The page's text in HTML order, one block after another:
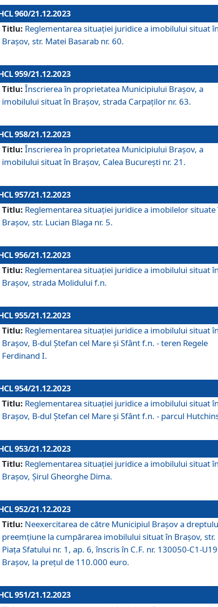
960/21.12.2023
Titlu: Reglementarea situației juridice a imobilului situat
Brașov, str. Matei Basarab nr. 60.
959/21.12.2023
Titlu: Înscrierea în proprietatea Municipiului Brașov, a
imobilului situat în Brașov, strada Carpaților nr. 63.
958/21.12.2023
Titlu: Înscrierea în proprietatea Municipiului Brașov, a
imobilului situat în Brașov, Calea București nr. 21.
957/21.12.2023
Titlu: Reglementarea situației juridice a imobilelor situate
Brașov, str. Lucian Blaga nr. 5.
956/21.12.2023
Titlu: Reglementarea situației juridice a imobilului situat
Brașov, strada Molidului f.n.
955/21.12.2023
Titlu: Reglementarea situației juridice a imobilului situat
Brașov, B-dul Ștefan cel Mare și Sfânt f.n. - teren Regele
Ferdinand I.
954/21.12.2023
Titlu: Reglementarea situației juridice a imobilului situat
Brașov, B-dul Ștefan cel Mare și Sfânt f.n. - parcul
953/21.12.2023
Titlu: Reglementarea situației juridice a imobilului situat
Brașov, Șirul Gheorghe Dima.
952/21.12.2023
Titlu: Neexercitarea de către Municipiul Brașov a
preemțiune la cumpărarea imobilului situat în Brașov, str.
Piața Sfatului nr. 1, ap. 6, înscris în C.F. nr. 130050-C1-U19
Brașov, la prețul de 110.000 euro.
951/21.12.2023